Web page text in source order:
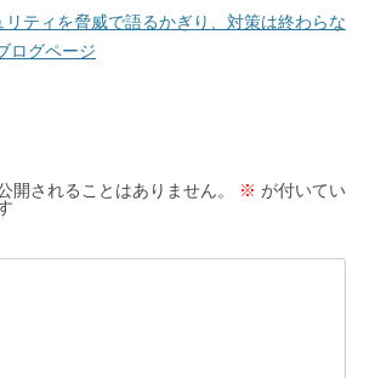
リティを脅威で語るかぎり、対策は終わらな
ログページ
開されることはありません。 ※ が付いてい